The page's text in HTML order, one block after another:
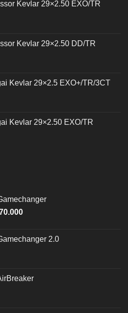
Kevlar 29×2.50 EXO/TR
Kevlar 29×2.50 DD/TR
Kevlar 29×2.5 EXO+/TR/3CT
Kevlar 29×2.50 EXO/TR
El
es:
2.0